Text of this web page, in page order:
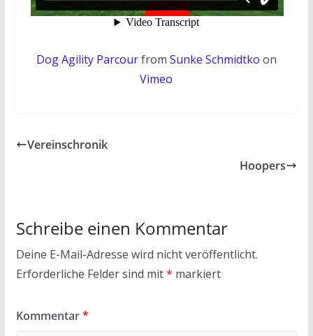
Dog Agility Parcourfrom Sunke Schmidtko on
Vimeo
Vereinschronik
Hoopers
Schreibe einen Kommentar
Deine E-Mail-Adresse wird nicht veröffentlicht.
Erforderliche Felder sind mit* markiert
Kommentar*